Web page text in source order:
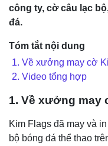
công ty, cờ câu lạc
đá.
Tóm tắt nội dung
1. Về xưởng may cờ
2. Video tổng hợp
1. Về xưởng may
Kim Flags đã may và
bộ bóng đá thể thao